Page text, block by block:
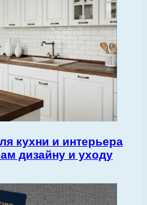
кухни и интерьера
дизайну и уходу